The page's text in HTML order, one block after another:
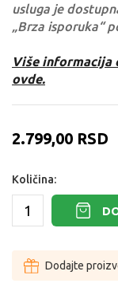
usluga je
„Brza isporuka“
Više informacija
ovde.
2.799,00 RSD
Količina:
Dodajte